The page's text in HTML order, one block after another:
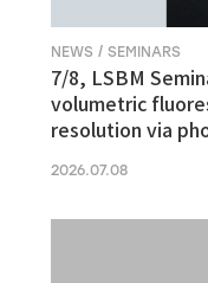
NEWS / SEMINARS
7/8, LSBM
volumetric
resolution via
2026.07.08